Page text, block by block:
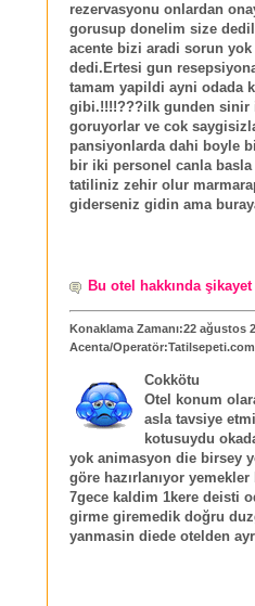
rezervasyonu onlardan
gorusup donelim size
acente bizi aradi sorun
dedi.Ertesi gun
tamam yapildi ayni odada
gibi.!!!!???ilk gunden sinir
goruyorlar ve cok
pansiyonlarda dahi boyle
bir iki personel canla
tatiliniz zehir olur
giderseniz gidin ama
Bu otel hakkında şikayet
Konaklama Zamanı:22 ağustos
Acenta/Operatör:Tatilsepeti.com
Cokkötu
Otel konum
asla tavsiye
kotusuydu
yok animasyon die birsey
göre hazırlanıyor
7gece kaldim 1kere deisti
girme giremedik doğru
yanmasin diede otelden